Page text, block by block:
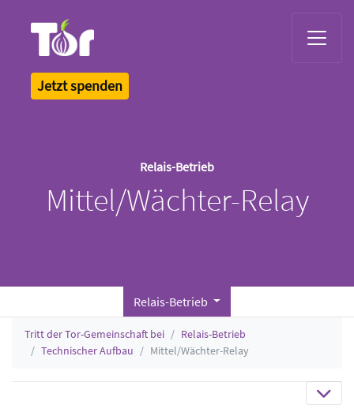
Jetzt spenden
Relais-Betrieb
Mittel/Wächter-Relay
Relais-Betrieb
Tritt der Tor-Gemeinschaft bei
Relais-Betrieb
Technischer Aufbau
Mittel/Wächter-Relay